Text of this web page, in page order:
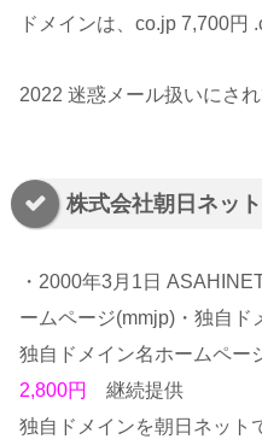
ドメインは、co.jp 7,700円
2022 迷惑メール扱いにさ
株式会社朝日ネッ
・2000年3月1日
ームページ(mmjp)・独自ド
独自ドメイン名ホームペ
2,800円
継続提供
独自ドメインを朝日ネット